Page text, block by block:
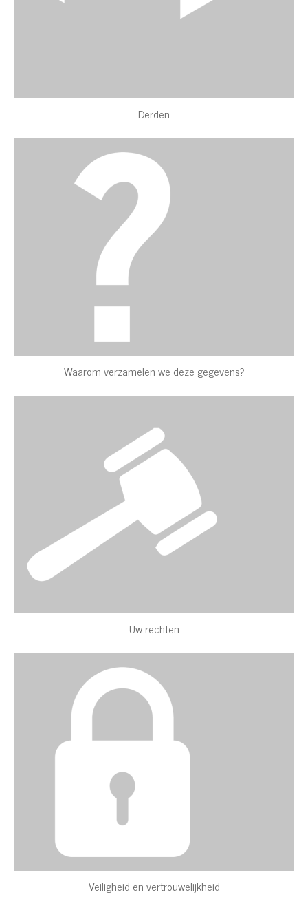
Derden
Waarom verzamelen we deze gegevens?
Uw rechten
Veiligheid en vertrouwelijkheid